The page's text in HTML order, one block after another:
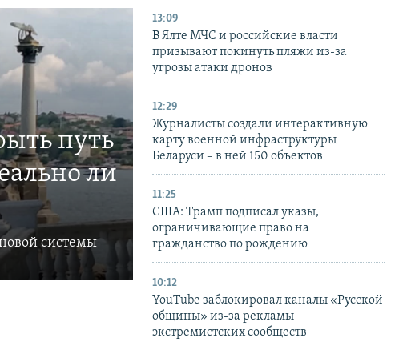
путь
ли
системы
13:09
В Ялте МЧС и российские власти
призывают покинуть пляжи из-за
угрозы атаки дронов
12:29
Журналисты создали интерактивную
карту военной инфраструктуры
Беларуси – в ней 150 объектов
11:25
США: Трамп подписал указы,
ограничивающие право на
гражданство по рождению
10:12
YouTube заблокировал каналы «Русской
общины» из-за рекламы
экстремистских сообществ